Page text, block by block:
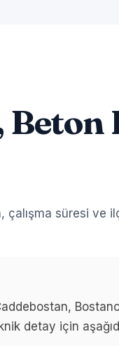
süresi ve
detay için